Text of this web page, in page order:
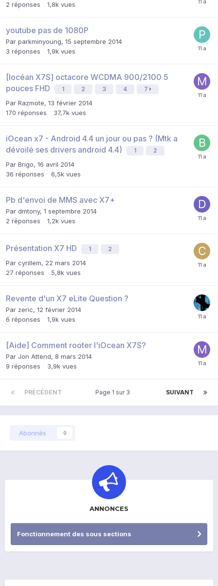
2 réponses 1,8k vues
youtube pas de 1080P
Par parkminyoung, 15 septembre 2014
3 réponses 1,9k vues
[Iocéan X7S] octacore WCDMA 900/2100 5
pouces FHD
1 2 3 4 7
Par Razmote, 13 février 2014
170 réponses 37,7k vues
iOcean x7 - Android 4.4 un jour ou pas ? (Mtk a
dévoilé ses drivers android 4.4)
1 2
Par Brigo, 16 avril 2014
36 réponses 6,5k vues
Pb d'envoi de MMS avec X7+
Par dmtony, 1 septembre 2014
2 réponses 1,2k vues
Présentation X7 HD 1 2
Par cyrillem, 22 mars 2014
27 réponses 5,8k vues
Revente d'un X7 eLite Question ?
Par zeric, 12 février 2014
6 réponses 1,9k vues
[Aide] Comment rooter l'iOcean X7S?
Par Jon Attend, 8 mars 2014
9 réponses 3,9k vues
PRÉCÉDENT SUIVANT
Page 1 sur 3
Abonnés 0
ANNONCES
Fonctionnement des sous sections